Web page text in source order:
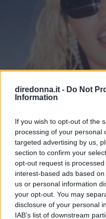
diredonna.it - Do Not
Information
If you wish to opt-out of the
processing of your personal
targeted advertising by us,
section to confirm your
opt-out request is
interest-based ads based
us or personal information
your opt-out. You may
disclosure of your personal
IAB’s list of downstream
BELLEZZA
La tinta bi-
ritorno agli
per l'estate